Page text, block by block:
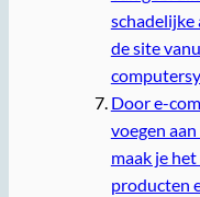
de site
Door e-
voegen
maak je
producten